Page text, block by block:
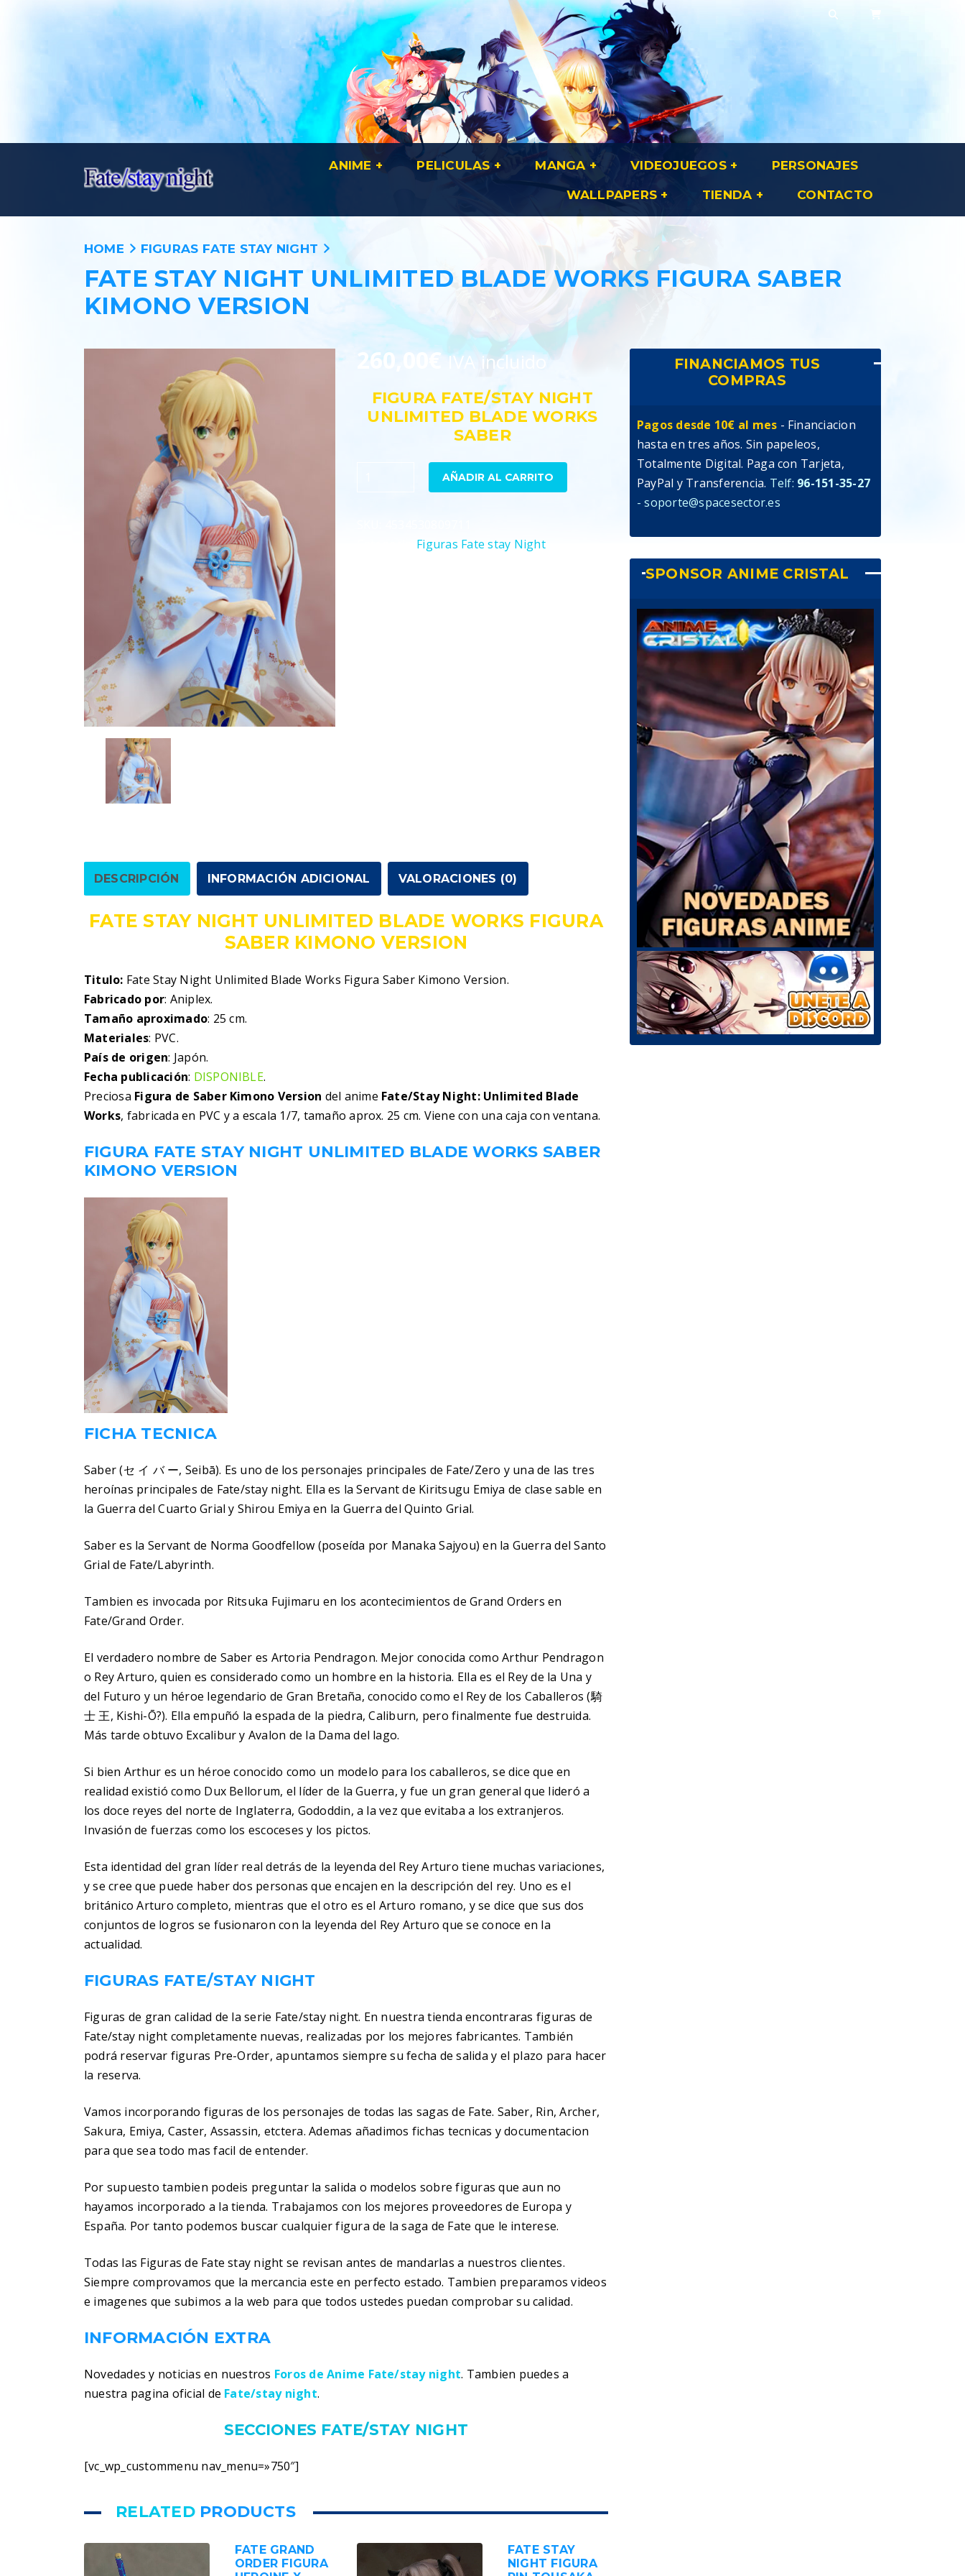
ANIME PELICULAS MANGA VIDEOJUEGOS
PERSONAJES
WALLPAPERS
TIENDA CONTACTO
HOME FIGURAS FATE STAY NIGHT
FATE STAY NIGHT UNLIMITED BLADE WORKS FIGURA SABER
KIMONO VERSION
260,00€ IVA incluido
FIGURA FATE/STAY NIGHT
UNLIMITED BLADE WORKS
SABER
AÑADIR AL CARRITO
Figuras Fate stay Night
DESCRIPCIÓN INFORMACIÓN ADICIONAL VALORACIONES (0)
FATE STAY NIGHT UNLIMITED BLADE WORKS FIGURA
SABER KIMONO VERSION
Titulo: Fate Stay Night Unlimited Blade Works Figura Saber Kimono Version.
Fabricado por: Aniplex.
Tamaño aproximado: 25 cm.
Materiales: PVC.
País de origen: Japón.
Fecha publicación: DISPONIBLE.
Preciosa Figura de Saber Kimono Version del anime Fate/Stay Night: Unlimited Blade
Works, fabricada en PVC y a escala 1/7, tamaño aprox. 25 cm. Viene con una caja con ventana.
FIGURA FATE STAY NIGHT UNLIMITED BLADE WORKS SABER
KIMONO VERSION
FICHA TECNICA
Saber (セ イ バ ー, Seibā). Es uno de los personajes principales de Fate/Zero y una de las tres
heroínas principales de Fate/stay night. Ella es la Servant de Kiritsugu Emiya de clase sable en
la Guerra del Cuarto Grial y Shirou Emiya en la Guerra del Quinto Grial.
Saber es la Servant de Norma Goodfellow (poseída por Manaka Sajyou) en la Guerra del Santo
Grial de Fate/Labyrinth.
Tambien es invocada por Ritsuka Fujimaru en los acontecimientos de Grand Orders en
Fate/Grand Order.
El verdadero nombre de Saber es Artoria Pendragon. Mejor conocida como Arthur Pendragon
o Rey Arturo, quien es considerado como un hombre en la historia. Ella es el Rey de la Una y
del Futuro y un héroe legendario de Gran Bretaña, conocido como el Rey de los Caballeros (騎
士 王, Kishi-Ō?). Ella empuñó la espada de la piedra, Caliburn, pero finalmente fue destruida.
Más tarde obtuvo Excalibur y Avalon de la Dama del lago.
Si bien Arthur es un héroe conocido como un modelo para los caballeros, se dice que en
realidad existió como Dux Bellorum, el líder de la Guerra, y fue un gran general que lideró a
los doce reyes del norte de Inglaterra, Gododdin, a la vez que evitaba a los extranjeros.
Invasión de fuerzas como los escoceses y los pictos.
Esta identidad del gran líder real detrás de la leyenda del Rey Arturo tiene muchas variaciones,
y se cree que puede haber dos personas que encajen en la descripción del rey. Uno es el
británico Arturo completo, mientras que el otro es el Arturo romano, y se dice que sus dos
conjuntos de logros se fusionaron con la leyenda del Rey Arturo que se conoce en la
actualidad.
FIGURAS FATE/STAY NIGHT
Figuras de gran calidad de la serie Fate/stay night. En nuestra tienda encontraras figuras de
Fate/stay night completamente nuevas, realizadas por los mejores fabricantes. También
podrá reservar figuras Pre-Order, apuntamos siempre su fecha de salida y el plazo para hacer
la reserva.
Vamos incorporando figuras de los personajes de todas las sagas de Fate. Saber, Rin, Archer,
Sakura, Emiya, Caster, Assassin, etctera. Ademas añadimos fichas tecnicas y documentacion
para que sea todo mas facil de entender.
Por supuesto tambien podeis preguntar la salida o modelos sobre figuras que aun no
hayamos incorporado a la tienda. Trabajamos con los mejores proveedores de Europa y
España. Por tanto podemos buscar cualquier figura de la saga de Fate que le interese.
Todas las Figuras de Fate stay night se revisan antes de mandarlas a nuestros clientes.
Siempre comprovamos que la mercancia este en perfecto estado. Tambien preparamos videos
e imagenes que subimos a la web para que todos ustedes puedan comprobar su calidad.
INFORMACIÓN EXTRA
Novedades y noticias en nuestros Foros de Anime Fate/stay night. Tambien puedes a
nuestra pagina oficial de Fate/stay night.
SECCIONES FATE/STAY NIGHT
[vc_wp_custommenu nav_menu=»750″]
RELATEDPRODUCTS
FATE GRAND
ORDER FIGURA
FATE STAY
NIGHT FIGURA
FINANCIAMOS TUS
COMPRAS
Pagos desde 10€ al mes - Financiacion
hasta en tres años. Sin papeleos,
Totalmente Digital. Paga con Tarjeta,
PayPal y Transferencia. Telf: 96-151-35-27
- soporte@spacesector.es
SPONSOR ANIME CRISTAL